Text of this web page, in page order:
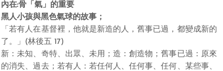
內在:骨「氣」的重要
黑人小孩與黑色氣球的故事；
「若有人在基督裡，他就是新造的人，舊事已過，都變成新的
了。」(林後五 17)
新：未知、奇特、出眾、未用；造：創造物；舊事已過：原來
的消失、過去；若有人：若任何人、任何事、任何、某些事、